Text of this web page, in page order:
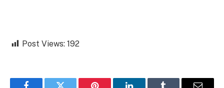
Post Views: 192